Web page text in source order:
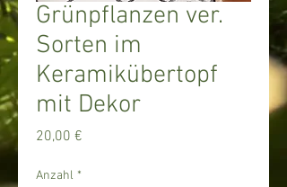
Grünpflanzen ver.
Sorten im
Keramikübertopf
mit Dekor
20,00 €
Anzahl *